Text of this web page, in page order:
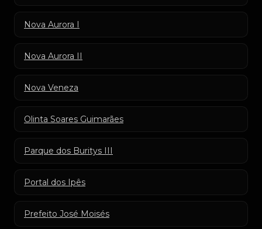
Nova Aurora I
Nova Aurora II
Nova Veneza
Olinta Soares Guimarães
Parque dos Buritys III
Portal dos Ipês
Prefeito José Moisés